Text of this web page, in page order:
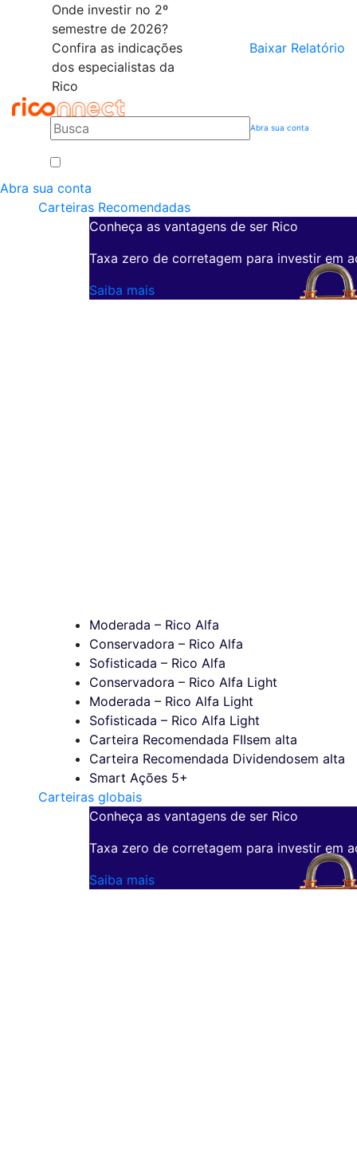
Onde investir no 2º
semestre de 2026?
Confira as indicações
dos especialistas da
Rico
Baixar Relatório
Abra sua conta
Abra sua conta
Carteiras Recomendadas
Conheça as vantagens de ser Rico
Taxa zero de corretagem para investir em
Saiba mais
Moderada – Rico Alfa
Conservadora – Rico Alfa
Sofisticada – Rico Alfa
Conservadora – Rico Alfa Light
Moderada – Rico Alfa Light
Sofisticada – Rico Alfa Light
Carteira Recomendada FIIsem alta
Carteira Recomendada Dividendosem alta
Smart Ações 5+
Carteiras globais
Conheça as vantagens de ser Rico
Taxa zero de corretagem para investir em
Saiba mais